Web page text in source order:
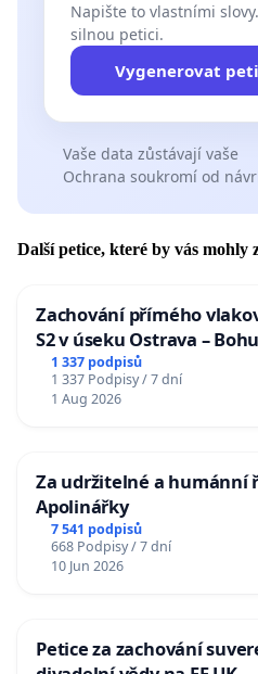
Napište to vlastními
silnou petici.
Vygenerovat
Vaše data zůstávají vaše
Ochrana soukromí od
Další petice, které by vás mohly
Zachování přímého
S2 v úseku Ostrava –
u Jablunkova
1 337 podpisů
1 337 Podpisy / 7 dní
1 Aug 2026
Za udržitelné a humánní
Apolinářky
7 541 podpisů
668 Podpisy / 7 dní
10 Jun 2026
Petice za zachování